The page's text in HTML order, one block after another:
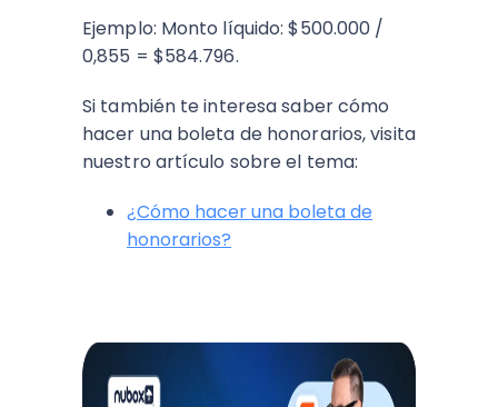
Ejemplo: Monto líquido: $500.000 /
0,855 = $584.796.
Si también te interesa saber cómo
hacer una boleta de honorarios, visita
nuestro artículo sobre el tema:
¿Cómo hacer una boleta de
honorarios?